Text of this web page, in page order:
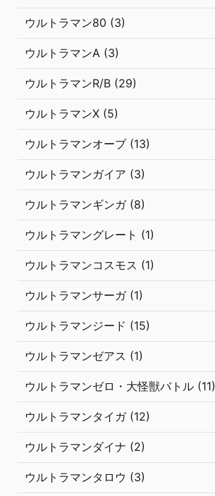
ウルトラマン80 (3)
ウルトラマンA (3)
ウルトラマンR/B (29)
ウルトラマンX (5)
ウルトラマンオーブ (13)
ウルトラマンガイア (3)
ウルトラマンギンガ (8)
ウルトラマングレート (1)
ウルトラマンコスモス (1)
ウルトラマンサーガ (1)
ウルトラマンジード (15)
ウルトラマンゼアス (1)
ウルトラマンゼロ・大怪獣バトル (11)
ウルトラマンタイガ (12)
ウルトラマンダイナ (2)
ウルトラマンタロウ (3)